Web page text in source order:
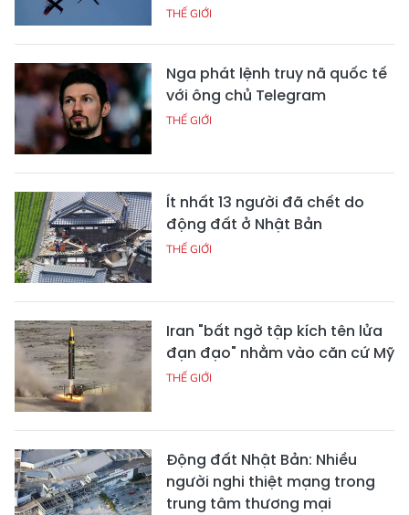
THẾ GIỚI
Nga phát lệnh truy nã quốc tế
với ông chủ Telegram
THẾ GIỚI
Ít nhất 13 người đã chết do
động đất ở Nhật Bản
THẾ GIỚI
Iran "bất ngờ tập kích tên lửa
đạn đạo" nhằm vào căn cứ Mỹ
THẾ GIỚI
Động đất Nhật Bản: Nhiều
người nghi thiệt mạng trong
trung tâm thương mại